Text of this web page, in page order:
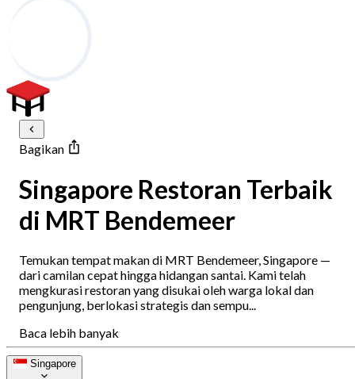
Bagikan
Singapore Restoran Terbaik
di MRT Bendemeer
Temukan tempat makan di MRT Bendemeer, Singapore —
dari camilan cepat hingga hidangan santai. Kami telah
mengkurasi restoran yang disukai oleh warga lokal dan
pengunjung, berlokasi strategis dan sempu...
Baca lebih banyak
Singapore